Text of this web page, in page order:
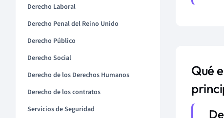
Derecho Laboral
Derecho Penal del Reino Unido
Derecho Público
Derecho Social
Derecho de los Derechos Humanos
Derecho de los contratos
Servicios de Seguridad
Qué